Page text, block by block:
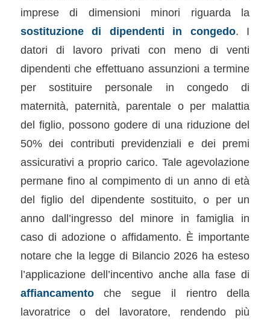
imprese di dimensioni minori riguarda la
sostituzione di dipendenti in congedo. I
datori di lavoro privati con meno di venti
dipendenti che effettuano assunzioni a termine
per sostituire personale in congedo di
maternità, paternità, parentale o per malattia
del figlio, possono godere di una riduzione del
50% dei contributi previdenziali e dei premi
assicurativi a proprio carico. Tale agevolazione
permane fino al compimento di un anno di età
del figlio del dipendente sostituito, o per un
anno dall’ingresso del minore in famiglia in
caso di adozione o affidamento. È importante
notare che la legge di Bilancio 2026 ha esteso
l’applicazione dell’incentivo anche alla fase di
affiancamentoche segue il rientro della
lavoratrice o del lavoratore, rendendo più